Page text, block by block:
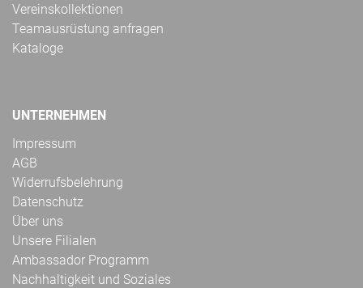
Vereinskollektionen
Teamausrüstung anfragen
Kataloge
UNTERNEHMEN
Impressum
AGB
Widerrufsbelehrung
Datenschutz
Über uns
Unsere Filialen
Ambassador Programm
Nachhaltigkeit und Soziales